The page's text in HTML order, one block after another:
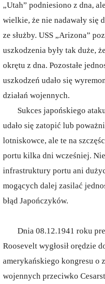
„Utah” podniesiono z dna,
wielkie, że nie nadawały się
ze służby. USS „Arizona”
uszkodzenia były tak duże,
okrętu z dna. Pozostałe
uszkodzeń udało się
działań wojennych.
Sukces japońskiego
udało się zatopić lub
lotniskowce, ale te na
portu kilka dni wcześniej.
infrastruktury portu ani
mogących dalej zasilać
błąd Japończyków.
Dnia 08.12.1941 roku
Roosevelt wygłosił orędzie
amerykańskiego kongresu o
wojennych przeciwko